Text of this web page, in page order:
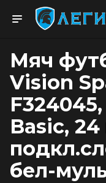
Мяч
Vision
Basiс,
бел-